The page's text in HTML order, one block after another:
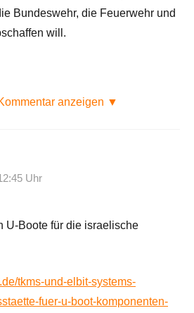
Bundeswehr, die Feuerwehr und
will.
anzeigen ▼
Uhr
U-Boote für die israelische
tkms-und-elbit-systems-
fuer-u-boot-komponenten-